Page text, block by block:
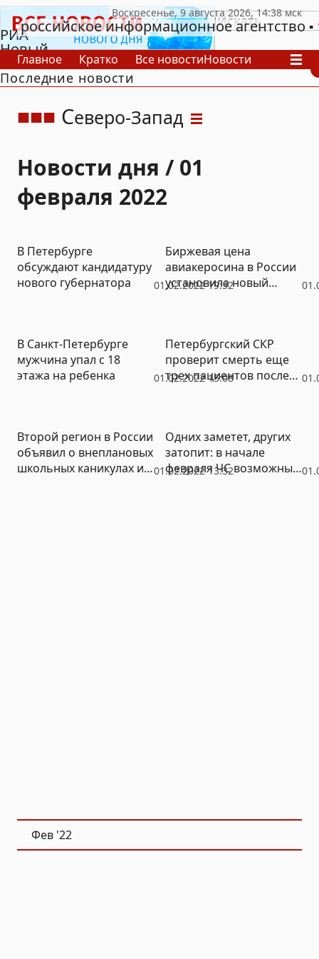
РИА
Новый
День
российское информационное агентство
Главное Кратко Все новостиНовости
В России
В мире
Последние новости
Северо-Запад
Новости дня / 01
февраля 2022
01.02.2022 19:52
В Петербурге
обсуждают кандидатуру
нового губернатора
Биржевая цена
авиакеросина в России
установила новый
01.02.2022 15:08
В Санкт-Петербурге
мужчина упал с 18
этажа на ребенка
Петербургский СКР
проверит смерть еще
трех пациентов после
01.02.2022 13:32
Второй регион в России
объявил о внеплановых
школьных каникулах из-
Одних заметет, других
затопит: в начале
февраля ЧС возможны в
Фев '22